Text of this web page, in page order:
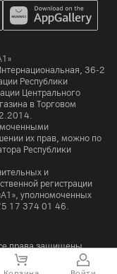
36-2
Республики
Центрального
в Торговом
их прав, можно по
Республики
и
регистрации
уполномоченных
17 374 01 46.
права защищены.
Macedonia A1 Slovenia